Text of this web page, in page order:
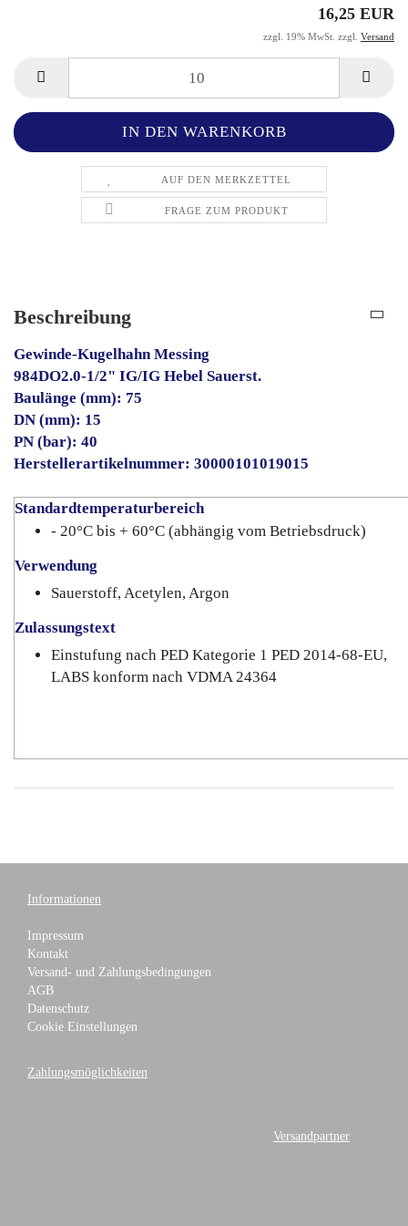
16,25 EUR
zzgl. 19% MwSt. zzgl. Versand
AUF DEN MERKZETTEL
FRAGE ZUM PRODUKT
Beschreibung
Gewinde-Kugelhahn Messing
984DO2.0-1/2" IG/IG Hebel Sauerst.
Baulänge (mm): 75
DN (mm): 15
PN (bar): 40
Herstellerartikelnummer: 30000101019015
Standardtemperaturbereich
- 20°C bis + 60°C (abhängig vom Betriebsdruck)
Verwendung
Sauerstoff, Acetylen, Argon
Zulassungstext
Einstufung nach PED Kategorie 1 PED 2014-68-EU,
LABS konform nach VDMA 24364
Informationen
Impressum
Kontakt
Versand- und Zahlungsbedingungen
AGB
Datenschutz
Cookie Einstellungen
Zahlungsmöglichkeiten
Versandpartner